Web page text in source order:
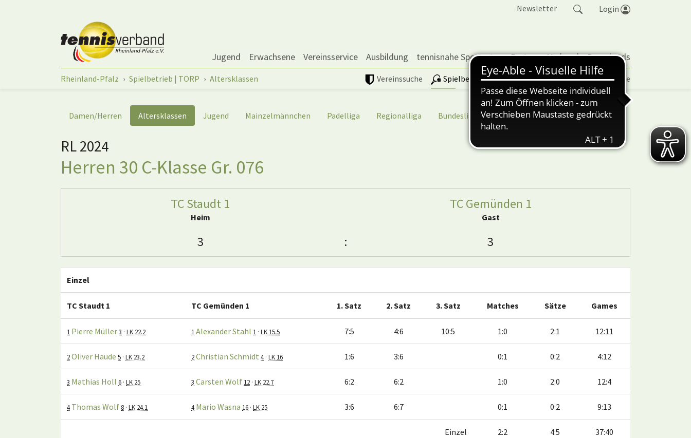
Newsletter Login
Jugend Erwachsene Vereinsservice Ausbildung tennisnahe Sportarten Partner Verband Downloads
Vereinssuche Spielbetrieb | TORP Vereinspokal Turniere
Sie sind hier:
Rheinland-Pfalz Spielbetrieb | TORP Altersklassen
Damen/Herren Altersklassen Jugend Mainzelmännchen Padelliga Regionalliga Bundesliga nuScore
RL 2024
Herren 30 C-Klasse Gr. 076
TC Staudt 1
Heim
TC Gemünden 1
Gast
3 : 3
Einzel
TC Staudt 1 TC Gemünden 1 1. Satz 2. Satz 3. Satz Matches Sätze Games
1 Pierre Müller3 · LK 22.2 1 Alexander Stahl 1 · LK 15.5 7:5 4:6 10:5 1:0 2:1 12:11
2Oliver Haude 5 · LK 23.2 2Christian Schmidt 4 · LK 16 1:6 3:6 0:1 0:2 4:12
3 Mathias Holl 6 · LK 25 3 Carsten Wolf 12 · LK 22.7 6:2 6:2 1:0 2:0 12:4
4 Thomas Wolf 8 · LK 24.1 4 Mario Wasna 16 · LK 25 3:6 6:7 0:1 0:2 9:13
Einzel 2:2 4:5 37:40